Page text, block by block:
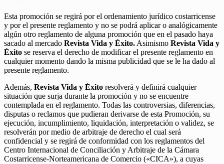
Esta promoción se regirá por el ordenamiento jurídico costarricense
y por el presente reglamento y no se podrá aplicar o analógicamente
algún otro reglamento de alguna promoción que en el pasado haya
sacado al mercado Revista Vida y Éxito. Asimismo Revista Vida y
Éxito se reserva el derecho de modificar el presente reglamento en
cualquier momento dando la misma publicidad que se le ha dado al
presente reglamento.
Además, Revista Vida y Éxito resolverá y definirá cualquier
situación que surja durante la promoción y no se encuentre
contemplada en el reglamento. Todas las controversias, diferencias,
disputas o reclamos que pudieran derivarse de esta Promoción, su
ejecución, incumplimiento, liquidación, interpretación o validez, se
resolverán por medio de arbitraje de derecho el cual será
confidencial y se regirá de conformidad con los reglamentos del
Centro Internacional de Conciliación y Arbitraje de la Cámara
Costarricense-Norteamericana de Comercio («CICA»), a cuyas